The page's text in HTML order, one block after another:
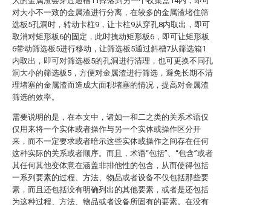
对大小不一致的金属渣进行分离，在较多的金属渣堵住筛
选板5孔洞时，转动卡柱9，让卡柱9从穿孔8内取出，即可
取消对矩形板6的固定，此时拽动矩形板6，即可让矩形板
6带动筛选板5进行移动，让筛选板5通过斜槽7从筛选箱1
内取出，即可对筛选板5的孔洞进行清理，也可更换不同孔
洞大小的筛选板5，方便对金属渣进行筛选，避免长期不清
理堵塞的金属渣而造成大面积堵塞的情况，提高对金属渣
筛选的效率。
需要说明的是，在本文中，诸如一和二之类的关系术语仅
仅用来将一个实体或者操作与另一个实体或操作区分开
来，而不一定要求或者暗示这些实体或操作之间存在任何
这种实际的关系或者顺序。而且，术语“包括”、“包含”或者
其任何其他变体意在涵盖非排他性的包含，从而使得包括
一系列要素的过程、方法、物品或者设备不仅包括那些要
素，而且还包括没有明确列出的其他要素，或者是还包括
为这种过程、方法、物品或者设备所固有的要素。在没有